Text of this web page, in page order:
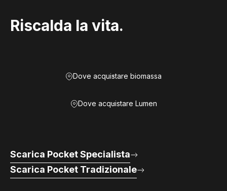
Riscalda la vita.
Dove acquistare biomassa
Dove acquistare Lumen
Scarica Pocket Specialista
Scarica Pocket Tradizionale